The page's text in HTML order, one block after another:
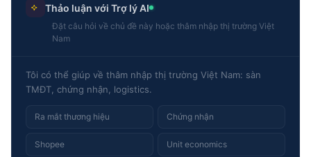
Thảo luận với Trợ lý AI
Đặt câu hỏi về chủ đề này hoặc thâm nhập thị trường Việt
Nam
Tôi có thể giúp về thâm nhập thị trường Việt Nam: sàn
TMĐT, chứng nhận, logistics.
Ra mắt thương hiệu Chứng nhận
Shopee Unit economics